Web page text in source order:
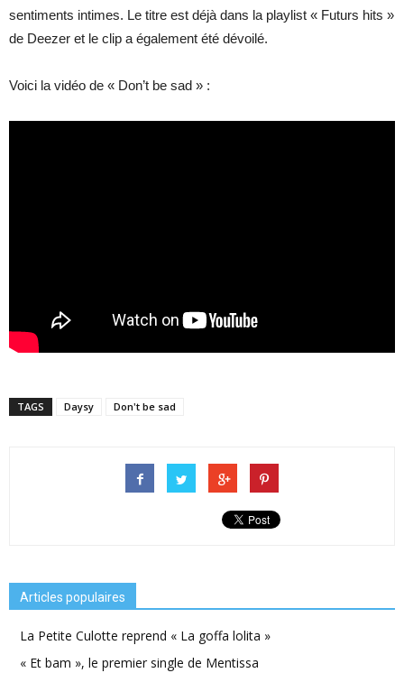
sentiments intimes. Le titre est déjà dans la playlist « Futurs hits »
de Deezer et le clip a également été dévoilé.
Voici la vidéo de « Don’t be sad » :
TAGS Daysy Don't be sad
Articles populaires
La Petite Culotte reprend « La goffa lolita »
« Et bam », le premier single de Mentissa